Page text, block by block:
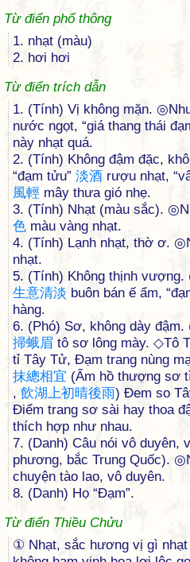
Từ điển phổ thông
1. nhạt (màu)
2. hơi hơi
Từ điển trích dẫn
1. (Tính) Vị không mặn.
nước ngọt, “giá thang thái
này nhạt quá.
2. (Tính) Không đậm đặc,
“đạm tửu” 淡酒 rượu nhạt,
風輕 mây thưa gió nhẹ.
3. (Tính) Nhạt (màu sắc).
色 màu vàng nhạt.
4. (Tính) Lạnh nhạt, thờ ơ.
nhạt.
5. (Tính) Không thịnh vượng.
生意清淡 buôn bán ế ẩm,
hàng.
6. (Phó) Sơ, không dày đậm.
掃蛾眉 tô sơ lông mày. ◇Tô
tỉ Tây Tử, Đạm trang nùng
抹總相宜 (Ẩm hồ thượng sơ
, 飲湖上初晴後雨) Đem so
Điểm trang sơ sài hay thoa
thích hợp như nhau.
7. (Danh) Câu nói vô duyên,
phương, bắc Trung Quốc).
chuyện tào lao, vô duyên.
8. (Danh) Họ “Đạm”.
Từ điển Thiều Chửu
① Nhạt, sắc hương vị gì nhạt